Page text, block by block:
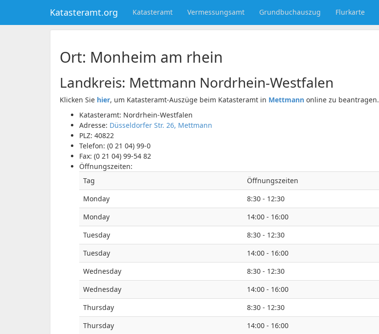
Katasteramt.org Katasteramt Vermessungsamt Grundbuchauszug Flurkarte
Ort: Monheim am rhein
Landkreis: Mettmann Nordrhein-Westfalen
Klicken Sie hier, um Katasteramt-Auszüge beim Katasteramt in Mettmann online zu beantragen.
Katasteramt: Nordrhein-Westfalen
Adresse: Düsseldorfer Str. 26, Mettmann
PLZ: 40822
Telefon: (0 21 04) 99-0
Fax: (0 21 04) 99-54 82
Öffnungszeiten:
Tag
Öffnungszeiten
Monday
8:30 - 12:30
Monday
14:00 - 16:00
Tuesday
8:30 - 12:30
Tuesday
14:00 - 16:00
Wednesday
8:30 - 12:30
Wednesday
14:00 - 16:00
Thursday
8:30 - 12:30
Thursday
14:00 - 16:00